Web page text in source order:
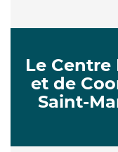
Le Centre
et de
Saint-